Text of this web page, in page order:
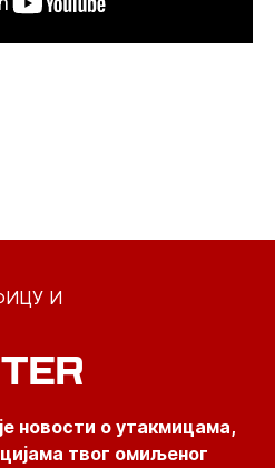
И
новости о утакмицама,
твог омиљеног